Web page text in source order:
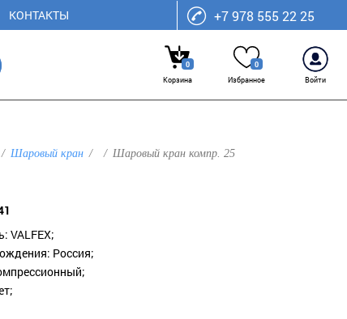
КОНТАКТЫ +7 978 555 22 25
0
Корзина
0
Избранное
Войти
Шаровый кран Шаровый кран компр. 25
VALFEX;
Россия;